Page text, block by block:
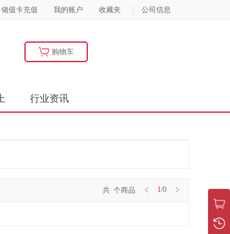
储值卡充值 我的账户 收藏夹 公司信息
购物车
行业资讯
1/0
共 个商品